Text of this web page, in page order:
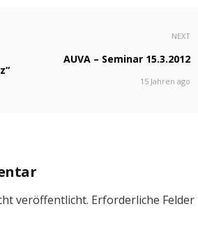
NEXT
AUVA – Seminar 15.3.2012
15 Jahren ago
veröffentlicht. Erforderliche Felder